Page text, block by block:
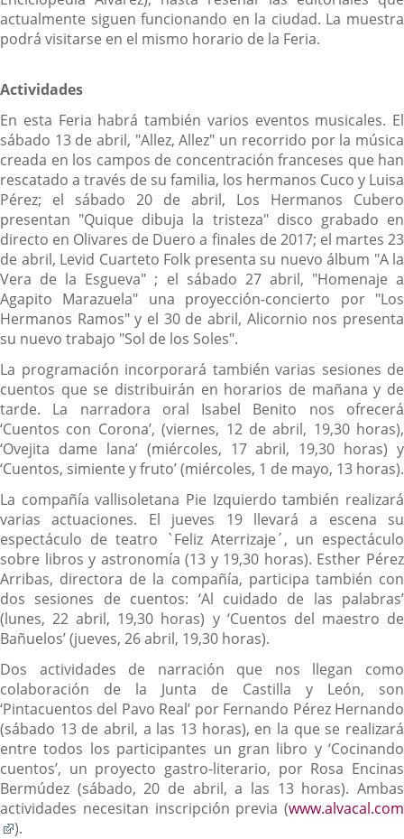
actualmente siguen funcionando en la ciudad. La muestra
podrá visitarse en el mismo horario de la Feria.
Actividades
En esta Feria habrá también varios eventos musicales. El
sábado 13 de abril, "Allez, Allez" un recorrido por la música
creada en los campos de concentración franceses que han
rescatado a través de su familia, los hermanos Cuco y Luisa
Pérez; el sábado 20 de abril, Los Hermanos Cubero
presentan "Quique dibuja la tristeza" disco grabado en
directo en Olivares de Duero a finales de 2017; el martes 23
de abril, Levid Cuarteto Folk presenta su nuevo álbum "A la
Vera de la Esgueva" ; el sábado 27 abril, "Homenaje a
Agapito Marazuela" una proyección-concierto por "Los
Hermanos Ramos" y el 30 de abril, Alicornio nos presenta
su nuevo trabajo "Sol de los Soles".
La programación incorporará también varias sesiones de
cuentos que se distribuirán en horarios de mañana y de
tarde. La narradora oral Isabel Benito nos ofrecerá
‘Cuentos con Corona’, (viernes, 12 de abril, 19,30 horas),
‘Ovejita dame lana’ (miércoles, 17 abril, 19,30 horas) y
‘Cuentos, simiente y fruto’ (miércoles, 1 de mayo, 13 horas).
La compañía vallisoletana Pie Izquierdo también realizará
varias actuaciones. El jueves 19 llevará a escena su
espectáculo de teatro `Feliz Aterrizaje´, un espectáculo
sobre libros y astronomía (13 y 19,30 horas). Esther Pérez
Arribas, directora de la compañía, participa también con
dos sesiones de cuentos: ‘Al cuidado de las palabras’
(lunes, 22 abril, 19,30 horas) y ‘Cuentos del maestro de
Bañuelos’ (jueves, 26 abril, 19,30 horas).
Dos actividades de narración que nos llegan como
colaboración de la Junta de Castilla y León, son
‘Pintacuentos del Pavo Real’ por Fernando Pérez Hernando
(sábado 13 de abril, a las 13 horas), en la que se realizará
entre todos los participantes un gran libro y ‘Cocinando
cuentos’, un proyecto gastro-literario, por Rosa Encinas
Bermúdez (sábado, 20 de abril, a las 13 horas). Ambas
actividades necesitan inscripción previa (www.alvacal.com
Enlace
).